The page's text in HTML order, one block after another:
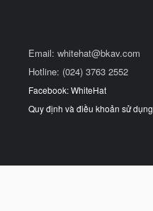
Email: whitehat@bkav.com
Hotline: (024) 3763 2552
Facebook: WhiteHat
Quy định và điều khoản sử dụng